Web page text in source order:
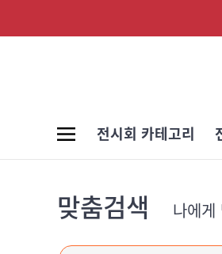
전시회 카테고리
맞춤검색 나에게